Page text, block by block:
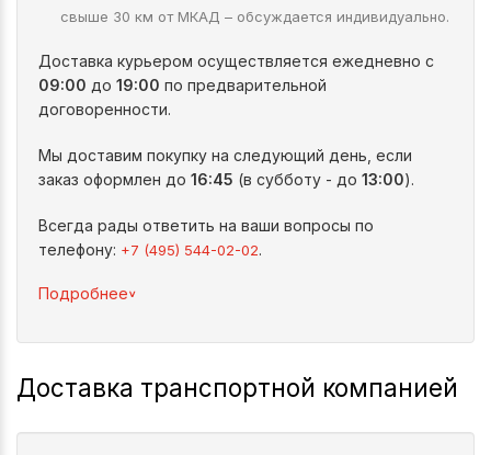
свыше 30 км от МКАД – обсуждается индивидуально.
Доставка курьером осуществляется ежедневно с
09:00 до 19:00 по предварительной
договоренности.
Мы доставим покупку на следующий день, если
заказ оформлен до 16:45 (в субботу - до 13:00).
Всегда рады ответить на ваши вопросы по
телефону: +7 (495) 544-02-02.
Подробнее^
Доставка транспортной компанией